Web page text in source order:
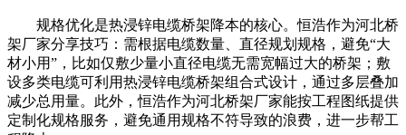
规格优化是热浸锌电缆桥架降本的核心。恒浩作为河北桥
架厂家分享技巧：需根据电缆数量、直径规划规格，避免“大
材小用”，比如仅敷少量小直径电缆无需宽幅过大的桥架；敷
设多类电缆可利用热浸锌电缆桥架组合式设计，通过多层叠加
减少总用量。此外，恒浩作为河北桥架厂家能按工程图纸提供
定制化规格服务，避免通用规格不符导致的浪费，进一步帮工